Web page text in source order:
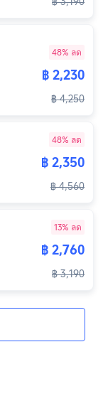
48% ลด
฿ 2,230
฿ 4,250
48% ลด
฿ 2,350
฿ 4,560
13% ลด
฿ 2,760
฿ 3,190